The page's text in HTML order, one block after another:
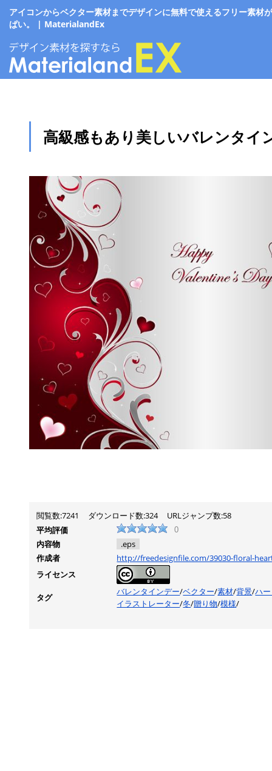
アイコンからベクター素材までデザインに無料で使えるフリー素材
ぱい。 | MaterialandEx
高級感もあり美しいバレンタ
閲覧数:7241 ダウンロード数:324
URLジャンプ数:58
平均評価
0
内容物
.eps
作成者
http://freedesignfile.com/39030-floral-
ライセンス
タグ
バレンタインデー/ベクター/素材/背景/ハ
イラストレーター/冬/贈り物/模様/